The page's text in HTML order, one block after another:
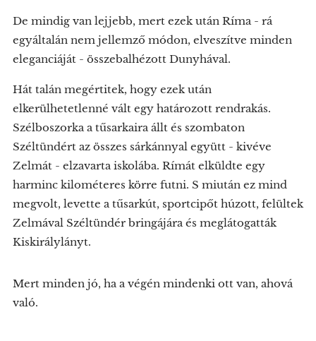
De mindig van lejjebb, mert ezek után Ríma - rá
egyáltalán nem jellemző módon, elveszítve minden
eleganciáját - összebalhézott Dunyhával.
Hát talán megértitek, hogy ezek után
elkerülhetetlenné vált egy határozott rendrakás.
Szélboszorka a tűsarkaira állt és szombaton
Széltündért az összes sárkánnyal együtt - kivéve
Zelmát - elzavarta iskolába. Rímát elküldte egy
harminc kilométeres körre futni. S miután ez mind
megvolt, levette a tűsarkút, sportcipőt húzott, felültek
Zelmával Széltündér bringájára és meglátogatták
Kiskirálylányt.
Mert minden jó, ha a végén mindenki ott van, ahová
való.